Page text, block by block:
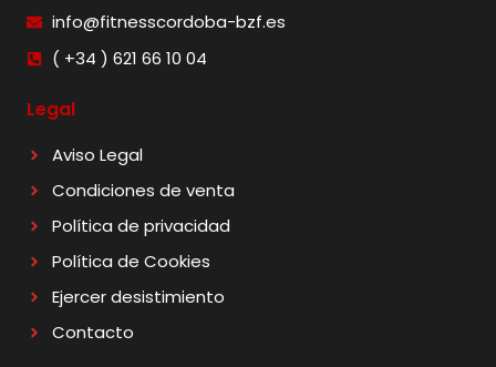
info@fitnesscordoba-bzf.es
( +34 ) 621 66 10 04
Legal
Aviso Legal
Condiciones de venta
Política de privacidad
Política de Cookies
Ejercer desistimiento
Contacto